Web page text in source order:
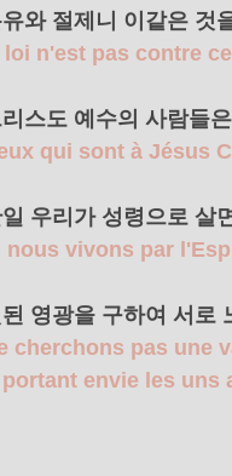
와 절제니 이같은 것
loi n'est pas contre
스도 예수의 사람들
qui sont à Jésus
우리가 성령으로 살
nous vivons par
영광을 구하여 서로
cherchons pas une
envie les uns